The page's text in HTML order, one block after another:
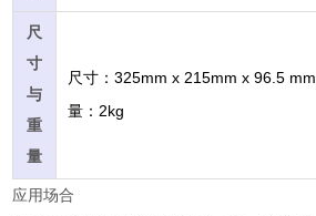
尺
寸
与
重
量
尺寸：325mm x 215mm x 96.5 mm
量：2kg
应用场合